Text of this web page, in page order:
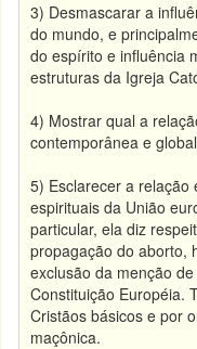
3) Desmascarar a
do mundo, e
do espírito e influência
estruturas da Igreja
4) Mostrar qual a
contemporânea e
5) Esclarecer a
espirituais da União
particular, ela diz
propagação do aborto,
exclusão da menção
Constituição Européia.
Cristãos básicos e por
maçônica.